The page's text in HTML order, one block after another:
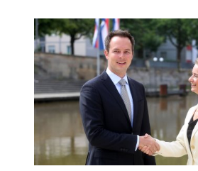
Hauptbild